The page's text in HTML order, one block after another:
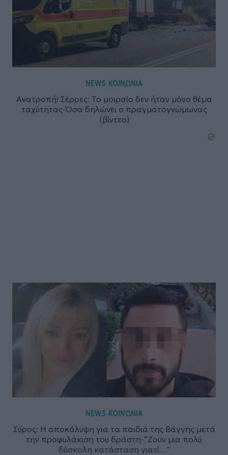
NEWS, ΚΟΙΝΩΝΙΑ
Ανατροπή! Σέρρες: To μοιραίο δεν ήταν μόνο θέμα
ταχύτητας-Όσα δηλώνει ο πραγματογνώμωνας
(βίντεο)
NEWS, ΚΟΙΝΩΝΙΑ
Σύρος: Η αποκάλυψη για τα παιδιά της Βάγγης μετά
την προφυλάκιση του δράστη-“Ζουν μια πολύ
δύσκολη κατάσταση γιατί…”